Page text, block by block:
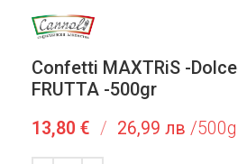
Confetti MAXTRiS -
FRUTTA -500gr
13,80 € / 26,99 лв /500g